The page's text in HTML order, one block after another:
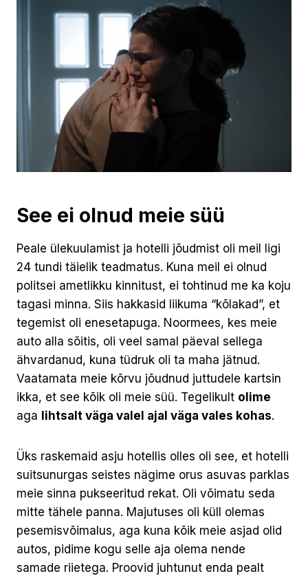
See ei olnud meie süü
Peale ülekuulamist ja hotelli jõudmist oli meil ligi
24 tundi täielik teadmatus. Kuna meil ei olnud
politsei ametlikku kinnitust, ei tohtinud me ka koju
tagasi minna. Siis hakkasid liikuma “kõlakad”, et
tegemist oli enesetapuga. Noormees, kes meie
auto alla sõitis, oli veel samal päeval sellega
ähvardanud, kuna tüdruk oli ta maha jätnud.
Vaatamata meie kõrvu jõudnud juttudele kartsin
ikka, et see kõik oli meie süü. Tegelikult olime
aga lihtsalt väga valel ajal väga vales kohas.
Üks raskemaid asju hotellis olles oli see, et hotelli
suitsunurgas seistes nägime orus asuvas parklas
meie sinna pukseeritud rekat. Oli võimatu seda
mitte tähele panna. Majutuses oli küll olemas
pesemisvõimalus, aga kuna kõik meie asjad olid
autos, pidime kogu selle aja olema nende
samade riietega. Proovid juhtunut enda pealt